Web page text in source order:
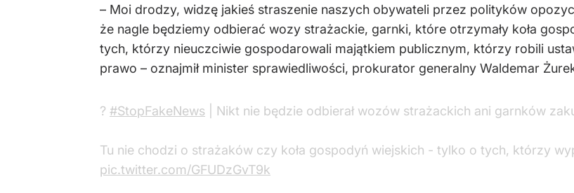
– Moi drodzy, widzę jakieś straszenie naszych obywateli przez polityków
że nagle będziemy odbierać wozy strażackie, garnki, które otrzymały koła
tych, którzy nieuczciwie gospodarowali majątkiem publicznym, którzy robili
prawo – oznajmił minister sprawiedliwości, prokurator generalny Waldemar
? #StopFakeNews | Nikt nie będzie odbierał wozów strażackich ani garnków
Tu nie chodzi o strażaków czy koła gospodyń wiejskich - tylko o tych, którzy
pic.twitter.com/GFUDzGvT9k